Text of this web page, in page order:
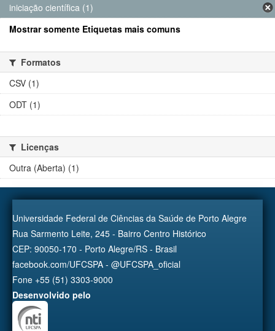
iniciação científica (1)
Mostrar somente Etiquetas mais comuns
Formatos
CSV (1)
ODT (1)
Licenças
Outra (Aberta) (1)
Universidade Federal de Ciências da Saúde de Porto Alegre
Rua Sarmento Leite, 245 - Bairro Centro Histórico
CEP: 90050-170 - Porto Alegre/RS - Brasil
facebook.com/UFCSPA - @UFCSPA_oficial
Fone +55 (51) 3303-9000
Desenvolvido pelo